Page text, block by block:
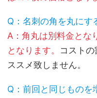
Q：名刺の角を丸にす
A：角丸は別料金とな
となります。 コスト
ススメ致しません。
Q：前回と同じものを